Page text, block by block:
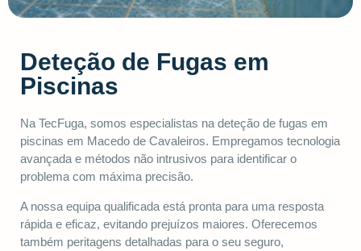
Deteção de Fugas em
Piscinas
Na TecFuga, somos especialistas na deteção de fugas em
piscinas em Macedo de Cavaleiros. Empregamos tecnologia
avançada e métodos não intrusivos para identificar o
problema com máxima precisão.
A nossa equipa qualificada está pronta para uma resposta
rápida e eficaz, evitando prejuízos maiores. Oferecemos
também peritagens detalhadas para o seu seguro,